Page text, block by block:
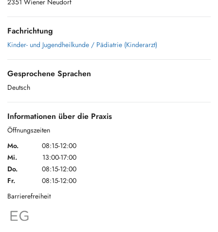
2351 Wiener Neudorf
Fachrichtung
Kinder- und Jugendheilkunde / Pädiatrie (Kinderarzt)
Gesprochene Sprachen
Deutsch
Informationen über die Praxis
Öffnungszeiten
Mo.
08:15-12:00
Mi.
13:00-17:00
Do.
08:15-12:00
Fr.
08:15-12:00
Barrierefreiheit